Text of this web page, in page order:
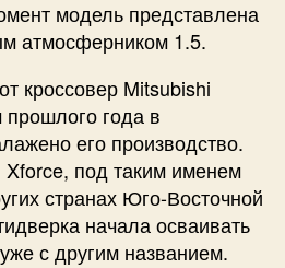
модель представлена
атмосферником 1.5.
кроссовер Mitsubishi
года в
его производство.
под таким именем
странах Юго-Восточной
начала осваивать
с другим названием.